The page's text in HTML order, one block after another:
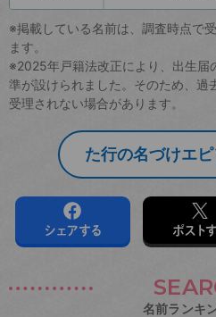
※掲載している名前は、調査時点で
ます。
※2025年戸籍法改正により、出生届
準が設けられました。そのため、過
受理されない場合があります。
た行の名づけエ
シェアする ポスト
名前ランキ